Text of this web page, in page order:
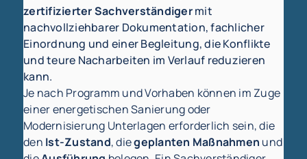
zertifizierter Sachverständigermit
nachvollziehbarer Dokumentation, fachlicher
Einordnung und einer Begleitung, die Konflikte
und teure Nacharbeiten im Verlauf reduzieren
kann.
Je nach Programm und Vorhaben können im Zuge
einer energetischen Sanierung oder
Modernisierung Unterlagen erforderlich sein, die
den Ist-Zustand, diegeplanten Maßnahmen und